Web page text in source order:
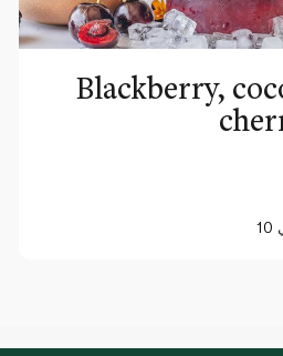
Blackberry,